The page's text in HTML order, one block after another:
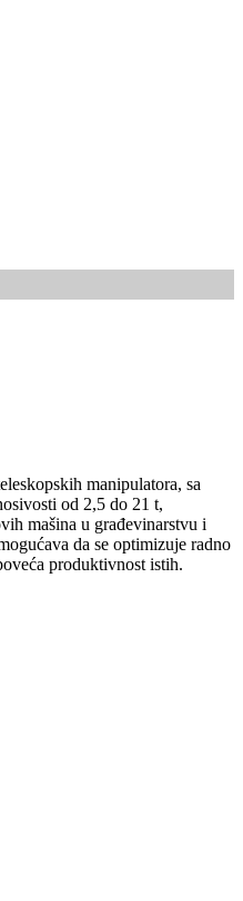
manipulatora, sa
od 2,5 do 21 t,
mašina u građevinarstvu i
da se optimizuje radno
produktivnost istih.